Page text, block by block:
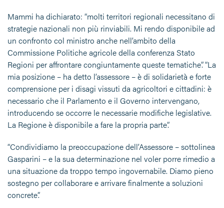
Mammi ha dichiarato: “molti territori regionali necessitano di
strategie nazionali non più rinviabili. Mi rendo disponibile ad
un confronto col ministro anche nell’ambito della
Commissione Politiche agricole della conferenza Stato
Regioni per affrontare congiuntamente queste tematiche”. “La
mia posizione – ha detto l’assessore – è di solidarietà e forte
comprensione per i disagi vissuti da agricoltori e cittadini: è
necessario che il Parlamento e il Governo intervengano,
introducendo se occorre le necessarie modifiche legislative.
La Regione è disponibile a fare la propria parte”.
“Condividiamo la preoccupazione dell’Assessore – sottolinea
Gasparini – e la sua determinazione nel voler porre rimedio a
una situazione da troppo tempo ingovernabile. Diamo pieno
sostegno per collaborare e arrivare finalmente a soluzioni
concrete”.